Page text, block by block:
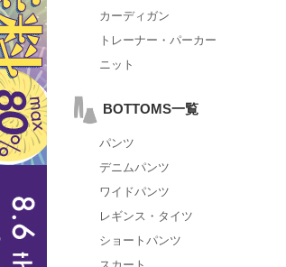
カーディガン
トレーナー・パーカー
ニット
BOTTOMS一覧
パンツ
デニムパンツ
ワイドパンツ
レギンス・タイツ
ショートパンツ